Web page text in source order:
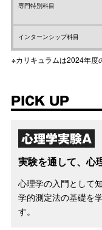
専門特別科目
インターンシップ科目
※カリキュラムは2024年度
PICK UP
心理学実験A
実験を通して、心
心理学の入門として
学的測定法の基礎を
す。